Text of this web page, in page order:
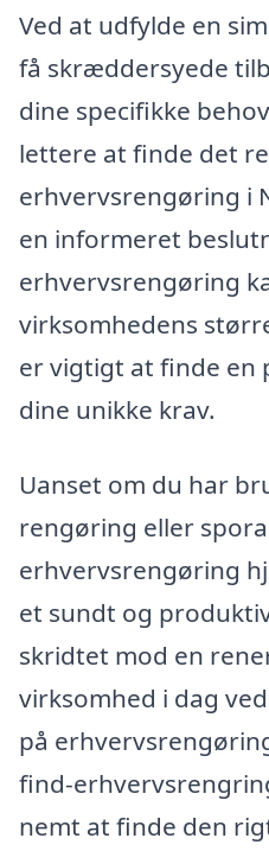
Ved at udfylde en
få skræddersyede
dine specifikke
lettere at finde det
erhvervsrengøring i
en informeret
erhvervsrengøring
virksomhedens
er vigtigt at finde en
dine unikke krav.
Uanset om du har
rengøring eller
erhvervsrengøring
et sundt og
skridtet mod en
virksomhed i dag
på
find-
nemt at finde den